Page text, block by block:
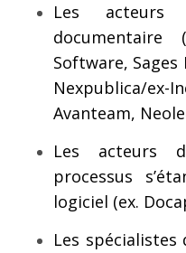
Les acteurs
documentaire
Software,
Nexpublica/
Avanteam,
Les acteurs
processus
logiciel (ex.
Les spécialistes